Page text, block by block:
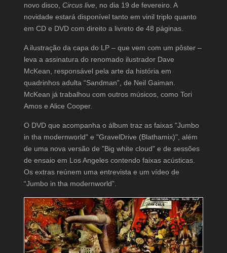
novo disco, Circus live, no dia 19 de fevereiro. A
novidade estará disponível tanto em vinil triplo quanto
em CD e DVD com direito a livreto de 48 páginas.
A ilustração da capa do LP – que vem com um pôster –
leva a assinatura do renomado ilustrador Dave
McKean, responsável pela arte da história em
quadrinhos adulta “Sandman”, de Neil Gaiman.
McKean já trabalhou com outros músicos, como Tori
Amos e Alice Cooper.
O DVD que acompanha o álbum traz as faixas "Jumbo
in tha modernworld" e "GravelDrive (Blathamix)", além
de uma nova versão de "Big white cloud" e de sessões
de ensaio em Los Angeles contendo faixas acústicas.
Os extras reúnem uma entrevista e um vídeo de
“Jumbo in tha modernworld”.